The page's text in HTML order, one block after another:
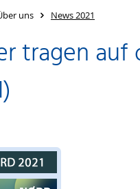
uns News 2021
tragen auf